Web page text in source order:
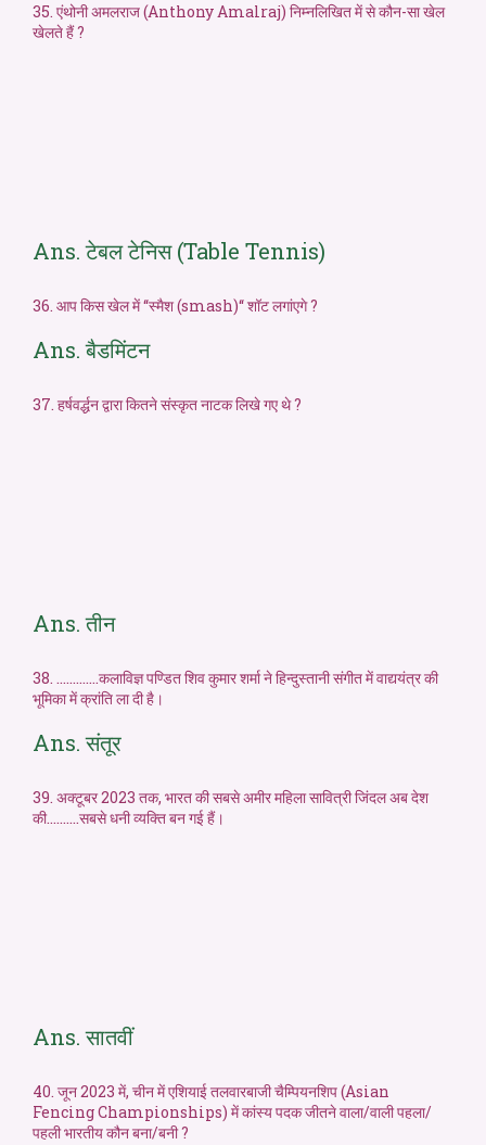
35. एंथोनी अमलराज (Anthony Amalraj) निम्नलिखित में से कौन-सा खेल
खेलते हैं ?
Ans. टेबल टेनिस (Table Tennis)
36. आप किस खेल में ‘‘स्मैश (smash)‘‘ शॉट लगांएगे ?
Ans. बैडमिंटन
37. हर्षवर्द्धन द्वारा कितने संस्कृत नाटक लिखे गए थे ?
Ans. तीन
38. ………….कलाविज्ञ पण्डित शिव कुमार शर्मा ने हिन्दुस्तानी संगीत में वाद्ययंत्र की
भूमिका में क्रांति ला दी है।
Ans. संतूर
39. अक्टूबर 2023 तक, भारत की सबसे अमीर महिला सावित्री जिंदल अब देश
की……….सबसे धनी व्यक्ति बन गई हैं।
Ans. सातवीं
40. जून 2023 में, चीन में एशियाई तलवारबाजी चैम्पियनशिप (Asian
Fencing Championships) में कांस्य पदक जीतने वाला/वाली पहला/
पहली भारतीय कौन बना/बनी ?